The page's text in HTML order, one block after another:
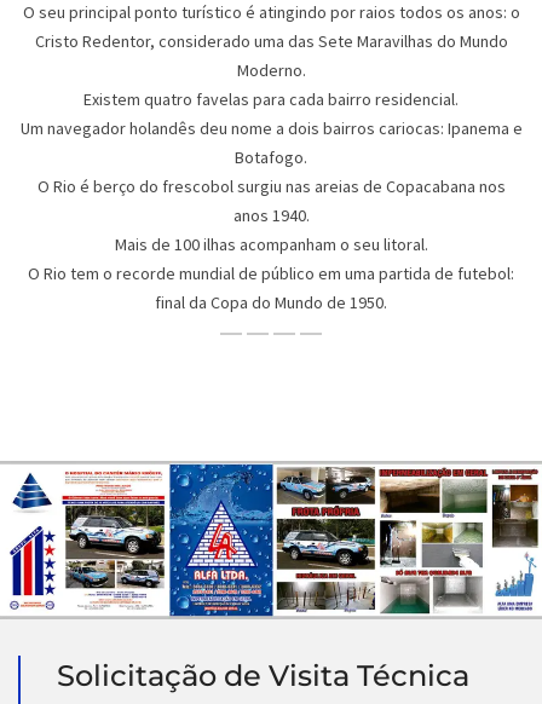
O seu principal ponto turístico é atingindo por raios todos os anos: o
Cristo Redentor, considerado uma das Sete Maravilhas do Mundo
Moderno.
Existem quatro favelas para cada bairro residencial.
Um navegador holandês deu nome a dois bairros cariocas: Ipanema e
Botafogo.
O Rio é berço do frescobol surgiu nas areias de Copacabana nos
anos 1940.
Mais de 100 ilhas acompanham o seu litoral.
O Rio tem o recorde mundial de público em uma partida de futebol:
final da Copa do Mundo de 1950.
Solicitação de Visita Técnica